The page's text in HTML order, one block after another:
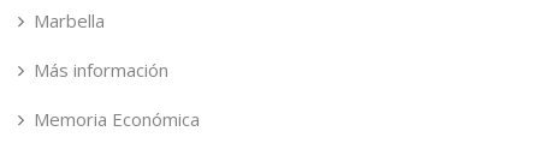
Marbella
Más información
Memoria Económica